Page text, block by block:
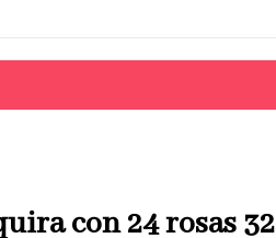
con 24 rosas 32